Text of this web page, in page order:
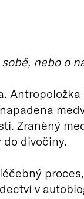
nebo o
Zraněný
divočiny.
v